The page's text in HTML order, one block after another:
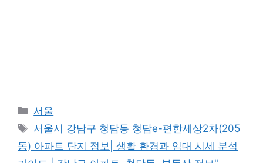
Categories
서울
Tags
서울시 강남구 청담동 청담e-편한세상2차(205
동) 아파트 단지 정보| 생활 환경과 임대 시세 분석